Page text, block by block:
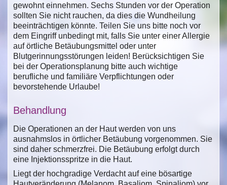
gewohnt einnehmen. Sechs Stunden vor der Operation
sollten Sie nicht rauchen, da dies die Wundheilung
beeinträchtigen könnte. Teilen Sie uns bitte noch vor
dem Eingriff unbedingt mit, falls Sie unter einer Allergie
auf örtliche Betäubungsmittel oder unter
Blutgerinnungsstörungen leiden! Berücksichtigen Sie
bei der Operationsplanung bitte auch wichtige
berufliche und familiäre Verpflichtungen oder
bevorstehende Urlaube!
Behandlung
Die Operationen an der Haut werden von uns
ausnahmslos in örtlicher Betäubung vorgenommen. Sie
sind daher schmerzfrei. Die Betäubung erfolgt durch
eine Injektionsspritze in die Haut.
Liegt der hochgradige Verdacht auf eine bösartige